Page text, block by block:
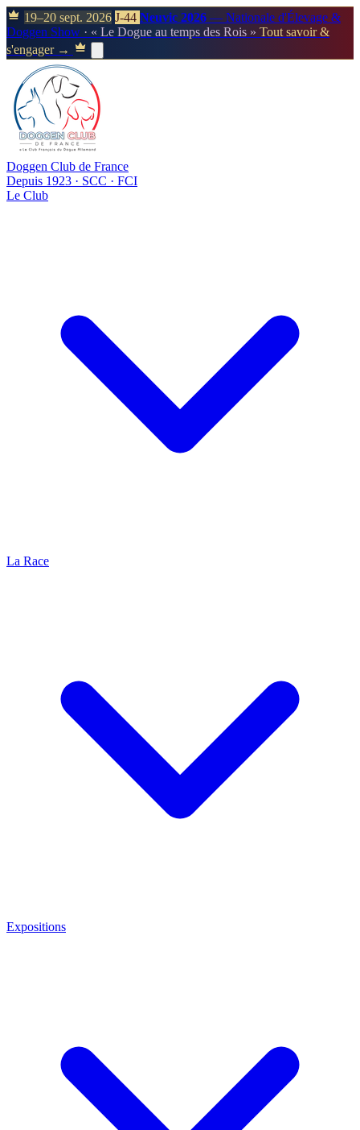
19–20 sept. 2026 J-44 Neuvic 2026 — Nationale d'Élevage &
Doggen Show · « Le Dogue au temps des Rois » Tout savoir &
s'engager →
Doggen Club de France
Depuis 1923 · SCC · FCI
Le Club
La Race
Expositions